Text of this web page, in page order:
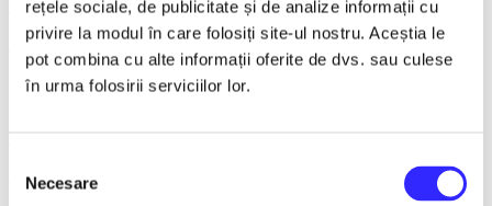
rețele sociale, de publicitate și de analize informații cu
privire la modul în care folosiți site-ul nostru. Aceștia le
pot combina cu alte informații oferite de dvs. sau culese
în urma folosirii serviciilor lor.
consimțământului
Necesare
11 September 2026, ora 19:30
Dosarul VOCEA UMANA - Sala Dalles
Curs Teatru prin Joc – Alexandra Pribeagu